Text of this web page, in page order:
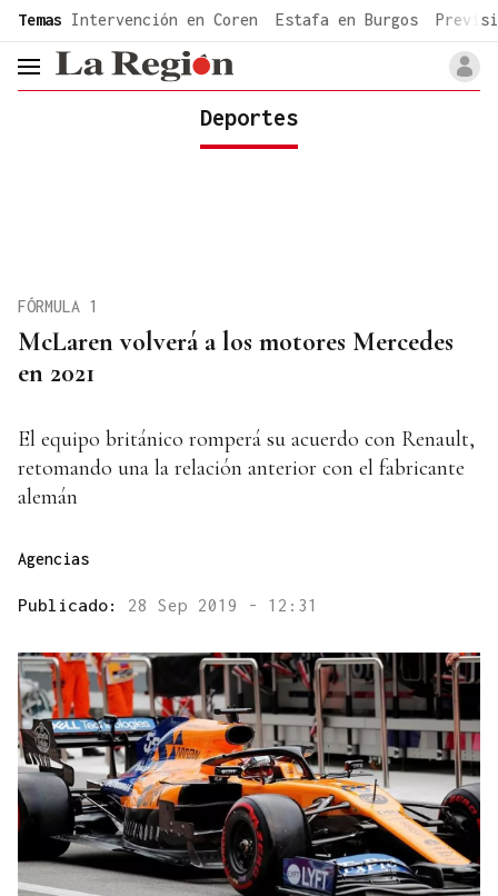
common.go-to-content
Temas Intervención en Coren Estafa en Burgos
header.menu.open
Deportes
McLaren volverá a los motores Mercedes
en 2021
FÓRMULA 1
El equipo británico romperá su acuerdo con Renault,
retomando una la relación anterior con el fabricante
alemán
Agencias
Publicado: 28 Sep 2019 - 12:31